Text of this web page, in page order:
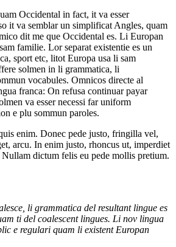
Occidental in fact, it va esser
it va semblar un simplificat Angles, quam
dit me que Occidental es. Li Europan
familie. Lor separat existentie es un
sport etc, litot Europa usa li sam
solmen in li grammatica, li
vocabules. Omnicos directe al
franca: On refusa continuar payar
va esser necessi far uniform
e plu sommun paroles.
enim. Donec pede justo, fringilla vel,
arcu. In enim justo, rhoncus ut, imperdiet
dictum felis eu pede mollis pretium.
li grammatica del resultant lingue es
ti del coalescent lingues. Li nov lingua
e regulari quam li existent Europan